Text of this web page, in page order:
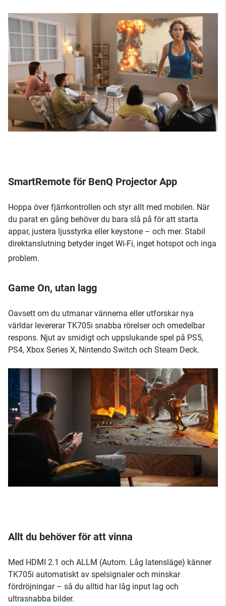
SmartRemote för BenQ Projector App
Hoppa över fjärrkontrollen och styr allt med mobilen. När
du parat en gång behöver du bara slå på för att starta
appar, justera ljusstyrka eller keystone – och mer. Stabil
direktanslutning betyder inget Wi-Fi, inget hotspot och inga
problem.
Game On, utan lagg
Oavsett om du utmanar vännerna eller utforskar nya
världar levererar TK705i snabba rörelser och omedelbar
respons. Njut av smidigt och uppslukande spel på PS5,
PS4, Xbox Series X, Nintendo Switch och Steam Deck.
Allt du behöver för att vinna
Med HDMI 2.1 och ALLM (Autom. Låg latensläge) känner
TK705i automatiskt av spelsignaler och minskar
fördröjningar – så du alltid har låg input lag och
ultrasnabba bilder.